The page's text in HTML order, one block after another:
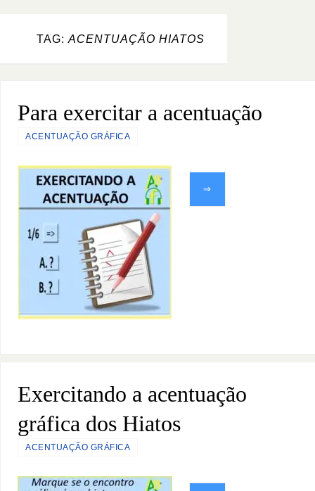
TAG: ACENTUAÇÃO HIATOS
Para exercitar a acentuação
ACENTUAÇÃO GRÁFICA
⇒
Exercitando a acentuação
gráfica dos Hiatos
ACENTUAÇÃO GRÁFICA